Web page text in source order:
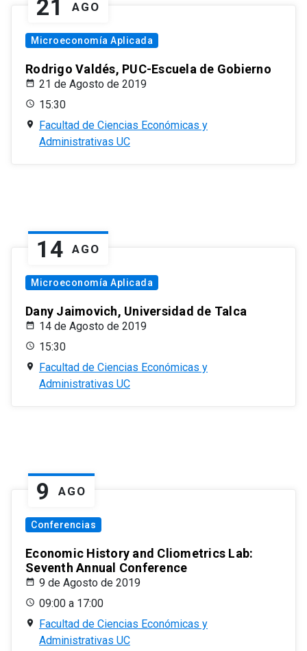
21 AGO
Microeconomía Aplicada
Rodrigo Valdés, PUC-Escuela de Gobierno
21 de Agosto de 2019
15:30
Facultad de Ciencias Económicas y
Administrativas UC
14 AGO
Microeconomía Aplicada
Dany Jaimovich, Universidad de Talca
14 de Agosto de 2019
15:30
Facultad de Ciencias Económicas y
Administrativas UC
9 AGO
Conferencias
Economic History and Cliometrics Lab:
Seventh Annual Conference
9 de Agosto de 2019
09:00 a 17:00
Facultad de Ciencias Económicas y
Administrativas UC